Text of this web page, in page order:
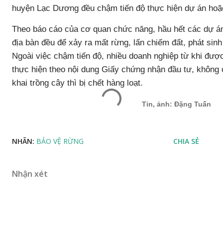
huyện Lạc Dương đều chậm tiến độ thực hiện dự án
Theo báo cáo của cơ quan chức năng, hầu hết các dự
địa bàn đều để xảy ra mất rừng, lấn chiếm đất, phát
Ngoài việc chậm tiến độ, nhiều doanh nghiệp từ khi
thực hiện theo nội dung Giấy chứng nhận đầu tư,
khai trồng cây thì bị chết hàng loạt.
Tin, ảnh: Đặng Tuấn
NHÃN: BẢO VỆ RỪNG CHIA SẺ
Nhận xét